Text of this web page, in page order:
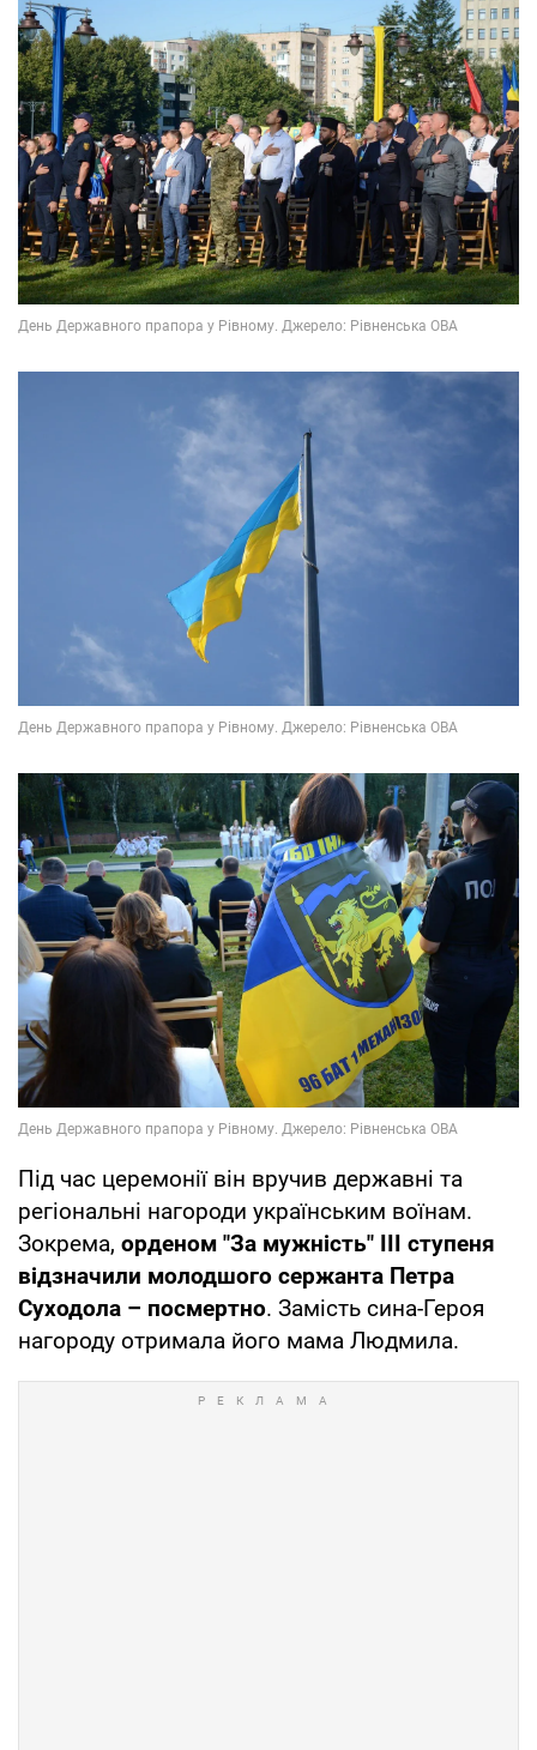
Під час церемонії він вручив державні та
регіональні нагороди українським воїнам.
Зокрема, орденом "За мужність" ІІІ ступеня
відзначили молодшого сержанта Петра
Суходола – посмертно. Замість сина-Героя
нагороду отримала його мама Людмила.